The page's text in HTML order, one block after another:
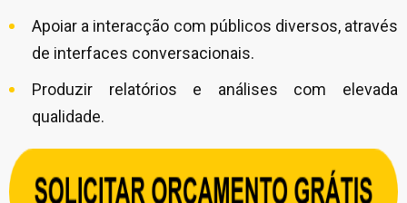
Apoiar a interacção com públicos diversos, através
de interfaces conversacionais.
Produzir relatórios e análises com elevada
qualidade.